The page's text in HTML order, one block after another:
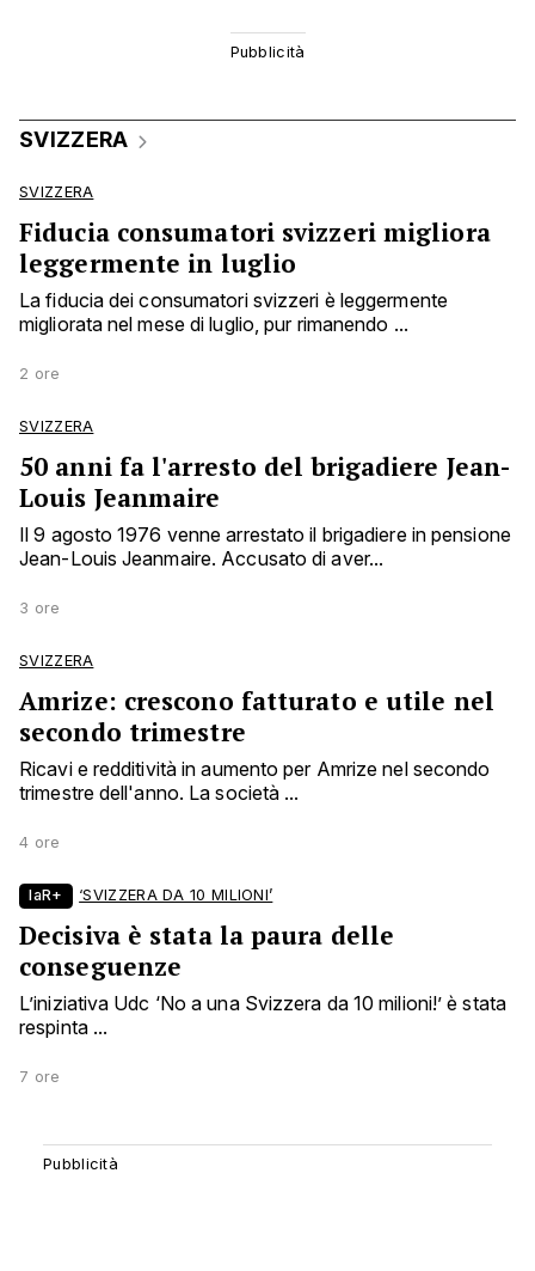
SVIZZERA
SVIZZERA
Fiducia consumatori svizzeri migliora
leggermente in luglio
La fiducia dei consumatori svizzeri è leggermente
migliorata nel mese di luglio, pur rimanendo ...
2 ore
SVIZZERA
50 anni fa l'arresto del brigadiere Jean-
Louis Jeanmaire
Il 9 agosto 1976 venne arrestato il brigadiere in pensione
Jean-Louis Jeanmaire. Accusato di aver...
3 ore
SVIZZERA
Amrize: crescono fatturato e utile nel
secondo trimestre
Ricavi e redditività in aumento per Amrize nel secondo
trimestre dell'anno. La società ...
4 ore
laR+ ‘SVIZZERA DA 10 MILIONI’
Decisiva è stata la paura delle
conseguenze
L’iniziativa Udc ‘No a una Svizzera da 10 milioni!’ è stata
respinta ...
7 ore